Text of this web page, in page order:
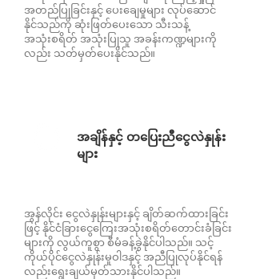
အတည်ပြုခြင်းနှင့် ပေးချေမှုများ လုပ်ဆောင်
နိုင်သည်ကို ဆုံးဖြတ်ပေးသော သီးသန့်
အသုံးစရိတ် အသုံးပြုသူ အခန်းကဏ္ဍများကို
လည်း သတ်မှတ်ပေးနိုင်သည်။
အချိန်နှင့် တပြေးညီငွေလဲနှုန်း
များ
အွန်လိုင်း ငွေလဲနှုန်းများနှင့် ချိတ်ဆက်ထားခြင်း
ဖြင့် နိုင်ငံခြားငွေကြေးအသုံးစရိတ်တောင်းခံခြင်း
များကို လွယ်ကူစွာ စီမံခန့်ခွဲနိုင်ပါသည်။ သင့်
ကိုယ်ပိုင်ငွေလဲနှုန်းမူဝါဒနှင့် အညီပြုလုပ်နိုင်ရန်
လည်းရွေးချယ်မှတ်သားနိုင်ပါသည်။